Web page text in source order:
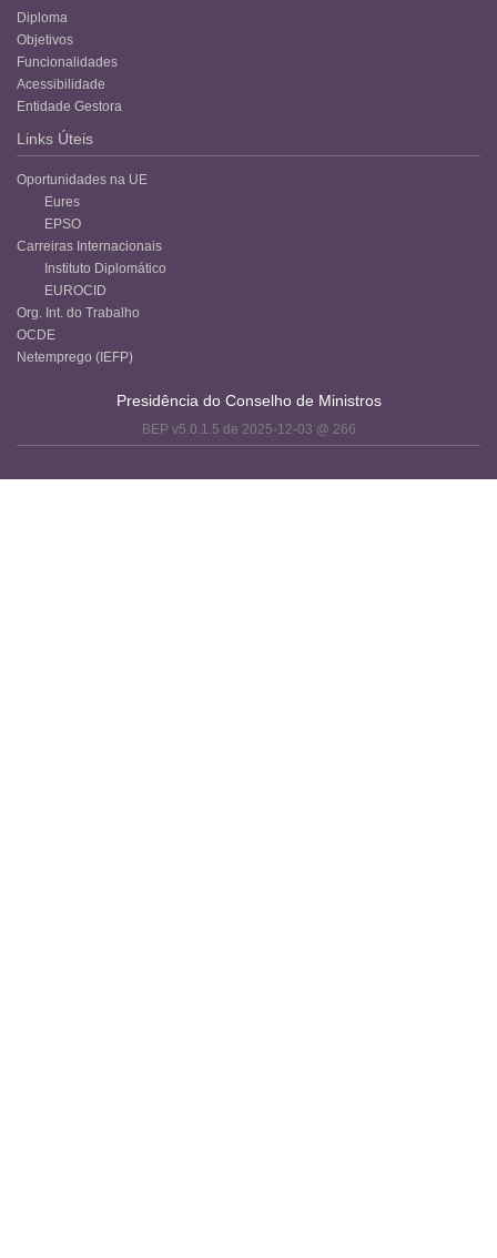
Diploma
Objetivos
Funcionalidades
Acessibilidade
Entidade Gestora
Links Úteis
Oportunidades na UE
Eures
EPSO
Carreiras Internacionais
Instituto Diplomático
EUROCID
Org. Int. do Trabalho
OCDE
Netemprego (IEFP)
Presidência do Conselho de Ministros
BEP v5.0.1.5 de 2025-12-03 @ 266